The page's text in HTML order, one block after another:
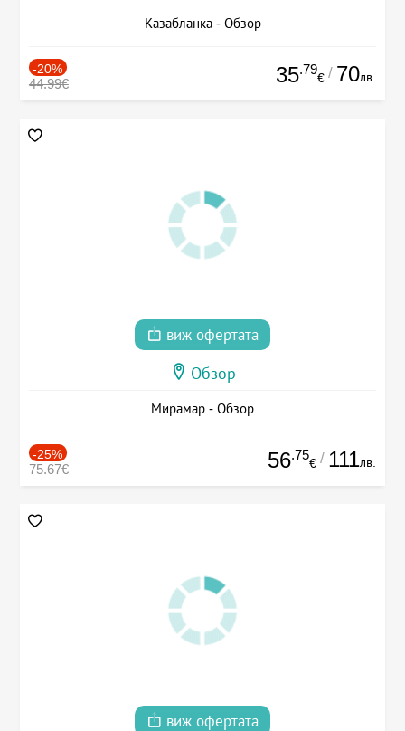
Казабланка - Обзор
-20%
44.99€ 35.79
€ / 70лв.
виж офертата
Обзор
Мирамар - Обзор
-25%
75.67€ 56.75
€ / 111лв.
виж офертата